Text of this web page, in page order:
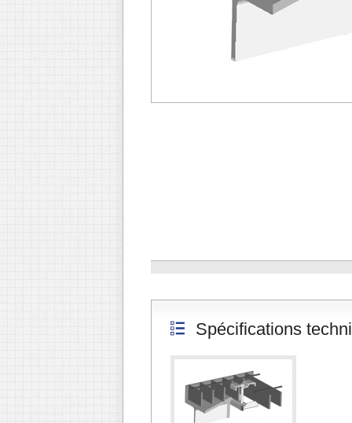
Spécifications